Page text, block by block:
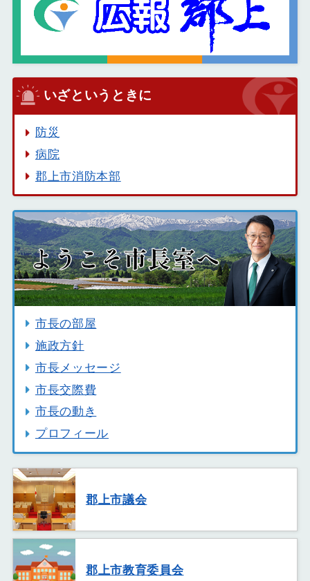
いざというときに
防災
病院
郡上市消防本部
市長の部屋
施政方針
市長メッセージ
市長交際費
市長の動き
プロフィール
郡上市議会
郡上市教育委員会